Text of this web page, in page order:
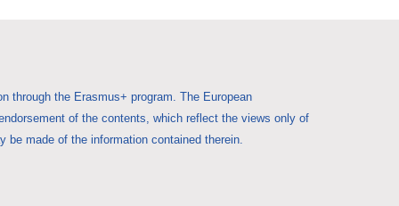
through the Erasmus+ program. The European
of the contents, which reflect the views only of
made of the information contained therein.